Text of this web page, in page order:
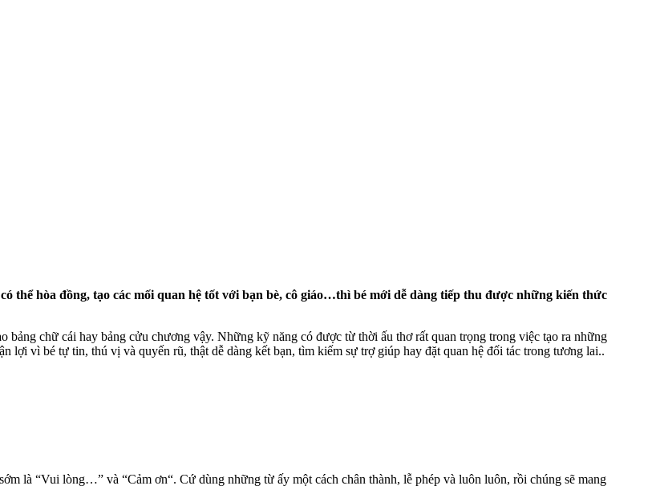
thể hòa đồng, tạo các mối quan hệ tốt với bạn bè, cô giáo…thì bé mới dễ dàng tiếp thu được những kiến thức
bảng chữ cái hay bảng cửu chương vậy. Những kỹ năng có được từ thời ấu thơ rất quan trọng trong việc tạo ra những
lợi vì bé tự tin, thú vị và quyến rũ, thật dễ dàng kết bạn, tìm kiếm sự trợ giúp hay đặt quan hệ đối tác trong tương lai..
là “Vui lòng…” và “Cảm ơn“. Cứ dùng những từ ấy một cách chân thành, lễ phép và luôn luôn, rồi chúng sẽ mang